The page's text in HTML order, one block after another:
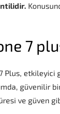
7
Plus, etkileyici
güvenilir
ve güven